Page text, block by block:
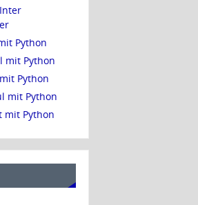
Python
mit Python
Python
mit Python
mit Python